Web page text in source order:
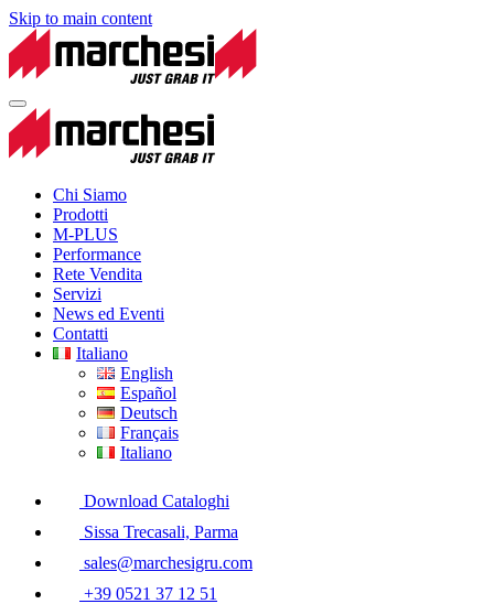
Skip to main content
Chi Siamo
Prodotti
M-PLUS
Performance
Rete Vendita
Servizi
News ed Eventi
Contatti
Italiano
English
Español
Deutsch
Français
Italiano
Download Cataloghi
Sissa Trecasali, Parma
sales@marchesigru.com
+39 0521 37 12 51